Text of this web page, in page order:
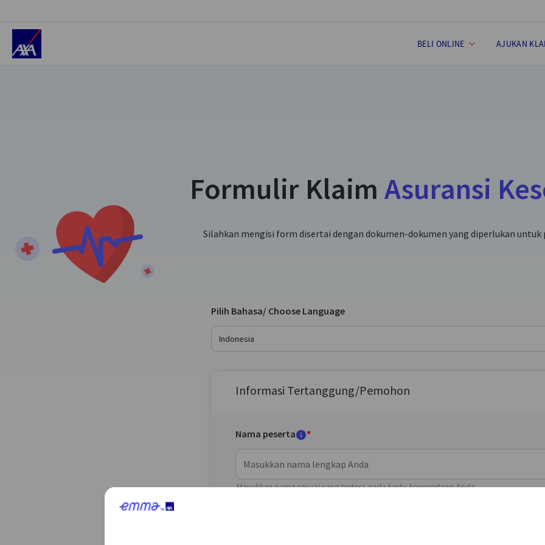
BELI ONLINE AJUKAN
Formulir Klaim Asuransi
Silahkan mengisi form disertai dengan dokumen-dokumen yang diperlukan untuk
Pilih Bahasa/ Choose Language
Indonesia
Informasi Tertanggung/Pemohon
Nama peserta *
Masukkan nama sesuai yang tertera pada kartu kepesertaan Anda.